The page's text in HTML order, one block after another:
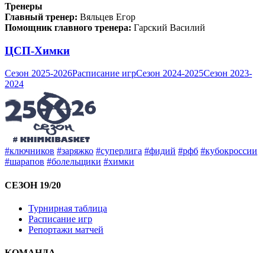
Тренеры
Главный тренер: Вяльцев Егор
Помощник главного тренера: Гарский Василий
ЦСП-Химки
Сезон 2025-2026Расписание игрСезон 2024-2025Сезон 2023-
2024
#ключников #заряжко #суперлига #фидий #рфб #кубокроссии
#шарапов #болельщики #химки
СЕЗОН 19/20
Турнирная таблица
Расписание игр
Репортажи матчей